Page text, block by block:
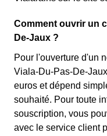
Comment ouvrir un
De-Jaux ?
Pour l'ouverture d'un
Viala-Du-Pas-De-
euros et dépend
souhaité. Pour toute
souscription, vous
avec le service client